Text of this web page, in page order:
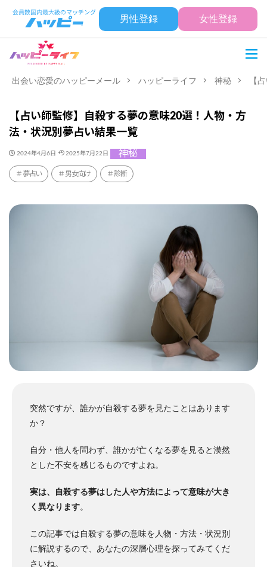
男性登録 女性登録
出会い恋愛のハッピーメール ハッピーライフ 神秘 【
【占い師監修】自殺する夢の意味20選！人物・方
法・状況別夢占い結果一覧
2024年4月6日 2025年7月22日 神秘
夢占い 男女向け 診断
突然ですが、誰かが自殺する夢を見たことはあります
か？
自分・他人を問わず、誰かが亡くなる夢を見ると漠然
とした不安を感じるものですよね。
実は、自殺する夢はした人や方法によって意味が大き
く異なります。
この記事では自殺する夢の意味を人物・方法・状況別
に解説するので、あなたの深層心理を探ってみてくだ
さいね。